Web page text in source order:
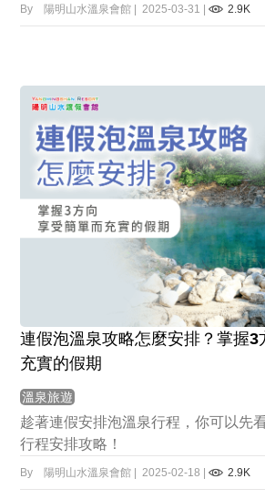
By 陽明山水溫泉會館 | 2025-03-31 | 2.9K
連假泡溫泉攻略怎麼安排？掌握3
充實的假期
溫泉旅遊
趁著連假安排泡溫泉行程，你可以先
行程安排攻略！
By 陽明山水溫泉會館 | 2025-02-18 | 2.9K